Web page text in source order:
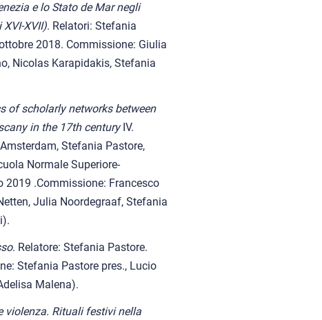
e lo Stato de Mar negli
XVII). Relatori: Stefania
2018. Commissione: Giulia
Nicolas Karapidakis, Stefania
of scholarly networks between
in the 17th centuryIV.
Stefania Pastore,
Normale Superiore-
.Commissione: Francesco
Julia Noordegraaf, Stefania
. Relatore: Stefania Pastore.
Stefania Pastore pres., Lucio
Malena).
violenza. Rituali festivi nella